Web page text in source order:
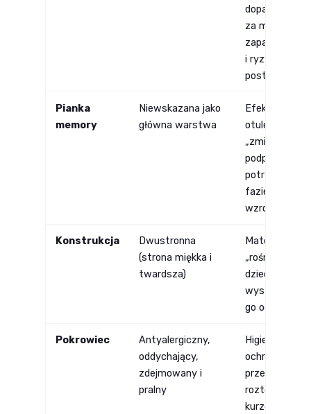
dopasowania;
za miękki =
zapadanie się
i ryzyko wad
postawy
Pianka
memory
Niewskazana jako
główna warstwa
Efekt
otulenia
„zmiękcza"
podparcie
potrzebne w
fazie
wzrostu
Konstrukcja
Dwustronna
(strona miękka i
twardsza)
Materac
„rośnie" z
dzieckiem —
wystarczy
go odwrócić
Pokrowiec
Antyalergiczny,
oddychający,
zdejmowany i
pralny
Higiena snu,
ochrona
przed
roztoczami,
kurzem i